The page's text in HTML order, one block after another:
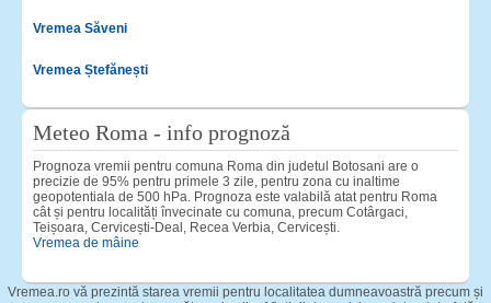
Vremea Săveni
Vremea Ștefănești
Meteo Roma - info prognoză
Prognoza vremii pentru comuna Roma din judetul Botosani are o
precizie de 95% pentru primele 3 zile, pentru zona cu inaltime
geopotentiala de 500 hPa. Prognoza este valabilă atat pentru Roma
cât și pentru localități învecinate cu comuna, precum Cotârgaci,
Teișoara, Cervicești-Deal, Recea Verbia, Cervicești.
Vremea de mâine
Vremea.ro vă prezintă starea vremii pentru localitatea dumneavoastră precum și